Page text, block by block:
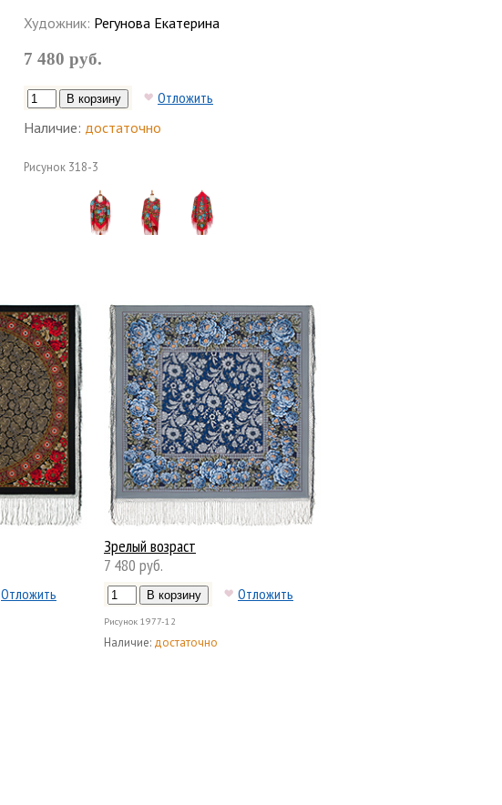
Художник: Регунова Екатерина
7 480 руб.
Отложить
Наличие: достаточно
Рисунок 318-3
Отложить
Зрелый возраст
7 480 руб.
Отложить
Рисунок 1977-12
Наличие: достаточно